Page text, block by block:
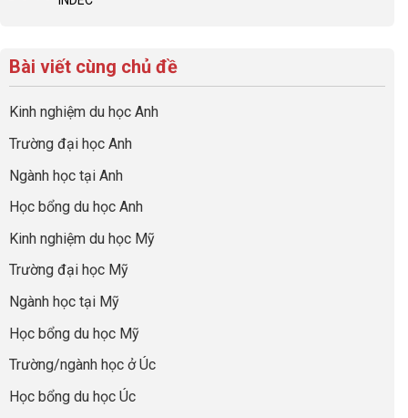
nhưng
thiếu
lực”
Giai
Thành
“Bước
Đệm
Vàng”
Cất
Cánh
Bí
quyết
không
giờ
chọn
sự
ở
chuyến
hành
trình
tiền
trạm
Anh
quốc
cùng
CEO
INDEC
luận
Startup
Cho
Bầu
Học
50%
Global
Leaders
Anh
Quốc:
Chiến
Lược
Nâng
Tầm
Hồ
Bài viết cùng chủ đề
Kinh nghiệm du học Anh
Trường đại học Anh
Ngành học tại Anh
Học bổng du học Anh
Kinh nghiệm du học Mỹ
Trường đại học Mỹ
Ngành học tại Mỹ
Học bổng du học Mỹ
Trường/ngành học ở Úc
Học bổng du học Úc